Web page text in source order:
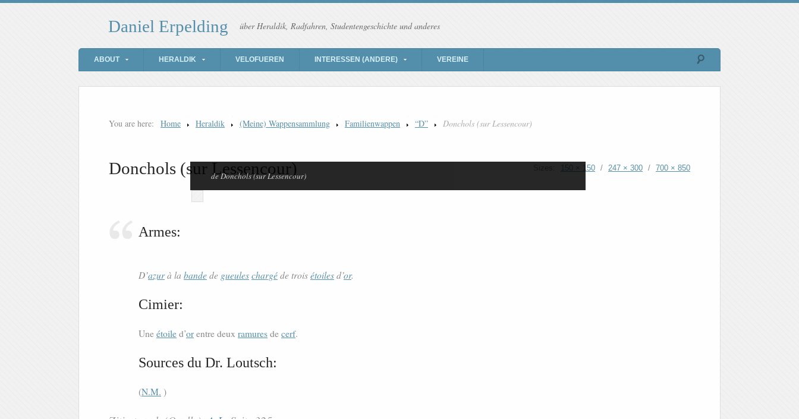
Daniel Erpelding über Heraldik, Radfahren, Studentengeschichte und anderes
ABOUT HERALDIK VELOFUEREN INTERESSEN (ANDERE) VEREINE
You are here: Home Heraldik (Meine) Wappensammlung Familienwappen “D” Donchols (sur Lessencour)
Donchols (sur Lessencour) 150 × 150 / 247 × 300 / 700 × 850
de Donchols (sur Lessencour)
Armes:
D’azurà la bandede gueuleschargéde troisétoilesd’or.
Cimier:
Une étoile d’or entre deux ramures de cerf.
Sources du Dr. Loutsch:
(N.M. )